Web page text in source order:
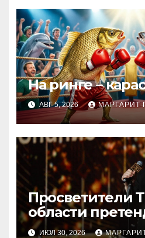
На ринге –
АВГ 5, 2026 МАРГАРИТ
Просветители
области
награду
ИЮЛ 30, 2026